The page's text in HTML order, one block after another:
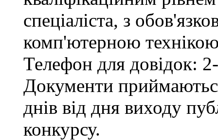
спеціаліста, з
комп'ютерною
Телефон для довідок:
Документи
днів від дня виходу
конкурсу.